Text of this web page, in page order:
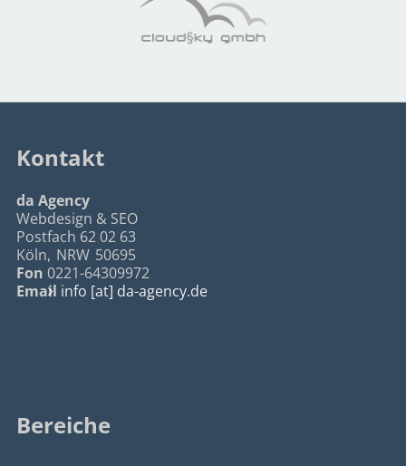
Kontakt
da Agency
Webdesign & SEO
Postfach 62 02 63
Köln, NRW 50695
Fon 0221-64309972
Email info [at] da-agency.de
Bereiche